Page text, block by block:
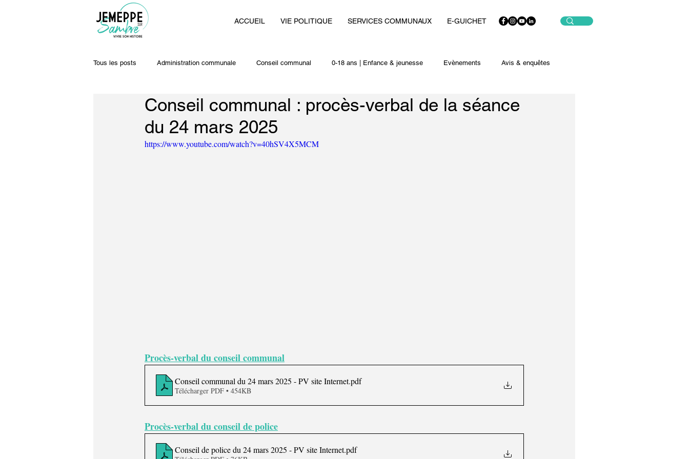
ACCUEIL VIE POLITIQUE SERVICES COMMUNAUX E-GUICHET
Tous les posts Administration communale Conseil communal 0-18 ans | Enfance & jeunesse Evènements Avis & enquêtes
Travaux & voiries Offres d'emploi Autres actualités
Conseil communal : procès-verbal de la séance
du 24 mars 2025
https://www.youtube.com/watch?v=40hSV4X5MCM
Procès-verbal du conseil communal
Conseil communal du 24 mars 2025 - PV site Internet.pdf
Télécharger PDF • 454KB
Procès-verbal du conseil de police
Conseil de police du 24 mars 2025 - PV site Internet.pdf